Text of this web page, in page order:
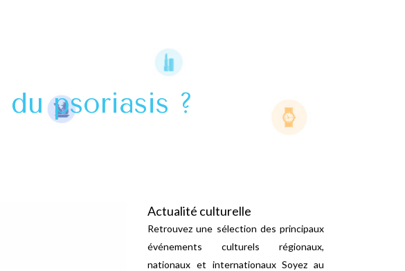
psoriasis ?
Actualité culturelle
Retrouvez une sélection des principaux
événements culturels régionaux,
nationaux et internationaux Soyez au